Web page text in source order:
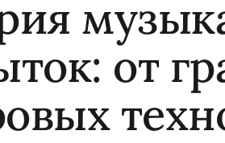
от